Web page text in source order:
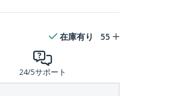
在庫有り 55
24/5サポート